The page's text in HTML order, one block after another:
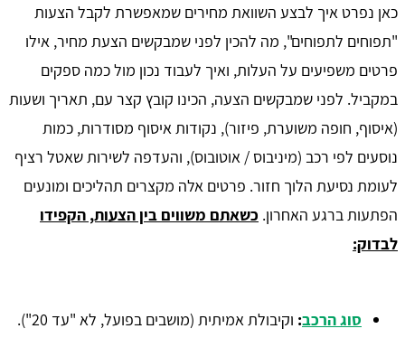
כאן נפרט איך לבצע השוואת מחירים שמאפשרת לקבל הצעות
"תפוחים לתפוחים", מה להכין לפני שמבקשים הצעת מחיר, אילו
פרטים משפיעים על העלות, ואיך לעבוד נכון מול כמה ספקים
במקביל. לפני שמבקשים הצעה, הכינו קובץ קצר עם, תאריך ושעות
(איסוף, חופה משוערת, פיזור), נקודות איסוף מסודרות, כמות
נוסעים לפי רכב (מיניבוס / אוטובוס), והעדפה לשירות שאטל רציף
לעומת נסיעת הלוך חזור. פרטים אלה מקצרים תהליכים ומונעים
הפתעות ברגע האחרון. כשאתם משווים בין הצעות, הקפידו
לבדוק:
סוג הרכב: וקיבולת אמיתית (מושבים בפועל, לא "עד 20").